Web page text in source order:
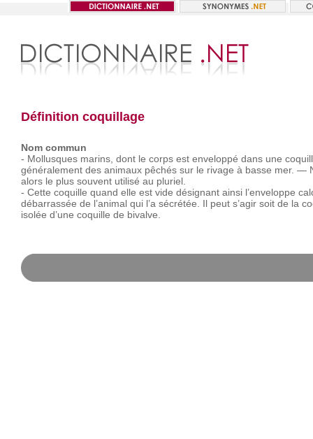
Définition coquillage
Nom commun
- Mollusques marins, dont le corps est enveloppé dans une
généralement des animaux pêchés sur le rivage à basse mer. —
alors le plus souvent utilisé au pluriel.
- Cette coquille quand elle est vide désignant ainsi l’enveloppe
débarrassée de l’animal qui l’a sécrétée. Il peut s’agir soit de la
isolée d’une coquille de bivalve.